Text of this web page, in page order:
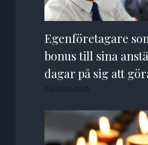
Egenföretagare
bonus till sina
dagar på sig att
8 augusti 2026